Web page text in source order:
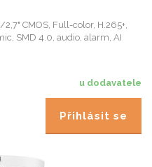
CMOS, Full-color, H.265+,
SMD 4.0, audio, alarm, AI
u dodavatele
Přihlásit se